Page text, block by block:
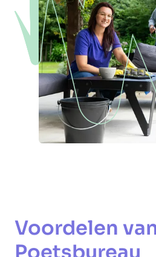
Voordelen
Poetsbureau